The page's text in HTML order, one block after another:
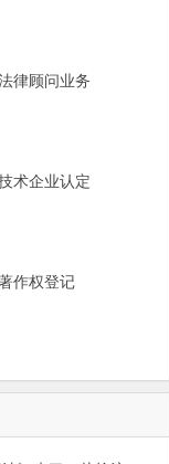
律顾问业务
术企业认定
作权登记